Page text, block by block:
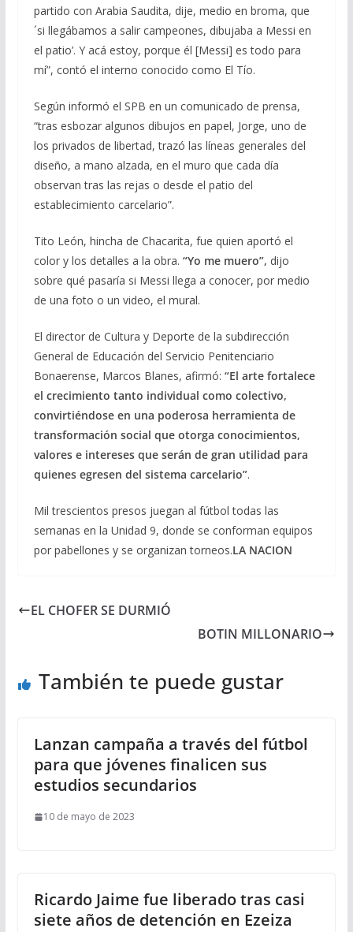
partido con Arabia Saudita, dije, medio en broma, que
´si llegábamos a salir campeones, dibujaba a Messi en
el patio’. Y acá estoy, porque él [Messi] es todo para
mí”, contó el interno conocido como El Tío.
Según informó el SPB en un comunicado de prensa,
“tras esbozar algunos dibujos en papel, Jorge, uno de
los privados de libertad, trazó las líneas generales del
diseño, a mano alzada, en el muro que cada día
observan tras las rejas o desde el patio del
establecimiento carcelario”.
Tito León, hincha de Chacarita, fue quien aportó el
color y los detalles a la obra. “Yo me muero”, dijo
sobre qué pasaría si Messi llega a conocer, por medio
de una foto o un video, el mural.
El director de Cultura y Deporte de la subdirección
General de Educación del Servicio Penitenciario
Bonaerense, Marcos Blanes, afirmó: “El arte fortalece
el crecimiento tanto individual como colectivo,
convirtiéndose en una poderosa herramienta de
transformación social que otorga conocimientos,
valores e intereses que serán de gran utilidad para
quienes egresen del sistema carcelario”.
Mil trescientos presos juegan al fútbol todas las
semanas en la Unidad 9, donde se conforman equipos
por pabellones y se organizan torneos.LA NACION
EL CHOFER SE DURMIÓ
BOTIN MILLONARIO
También te puede gustar
Lanzan campaña a través del fútbol
para que jóvenes finalicen sus
estudios secundarios
10 de mayo de 2023
Ricardo Jaime fue liberado tras casi
siete años de detención en Ezeiza